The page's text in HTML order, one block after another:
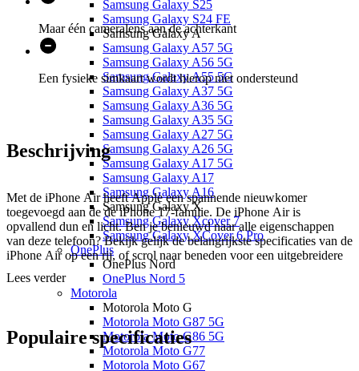
Samsung Galaxy S25
Samsung Galaxy S24 FE
Samsung Galaxy A
Samsung Galaxy A57 5G
Samsung Galaxy A56 5G
Samsung Galaxy A55 5G
Samsung Galaxy A37 5G
Samsung Galaxy A36 5G
Samsung Galaxy A35 5G
Samsung Galaxy A27 5G
Samsung Galaxy A26 5G
Samsung Galaxy A17 5G
Samsung Galaxy A17
Samsung Galaxy A16
Samsung Galaxy X
Samsung Galaxy Xcover 7
Samsung Galaxy XCover 6 Pro
OnePlus
OnePlus Nord
OnePlus Nord 5
Motorola
Motorola Moto G
Motorola Moto G87 5G
Motorola Moto G86 5G
Motorola Moto G77
Motorola Moto G67
Maar één cameralens aan de achterkant
Een fysieke simkaart wordt hierop niet ondersteund
Beschrijving
Met de iPhone Air heeft Apple een spannende nieuwkomer
toegevoegd aan de de iPhone 17-familie. De iPhone Air is
opvallend dun en licht. Ben je benieuwd naar alle eigenschappen
van deze telefoon? Bekijk gelijk de belangrijkste specificaties van de
iPhone Air op een rij, of scrol naar beneden voor een uitgebreidere
beschrijving over de telefoon.
De dunste telefoon van de iPhone 17-serie, maar 5,6 mm dik en
weegt slechts 165 gram
Mooi groot beeldscherm van 6,5 inch
Hoge verversingssnelheid van 120 Hertz voor prachtig vloeiende
Lees verder
Populairespecificaties